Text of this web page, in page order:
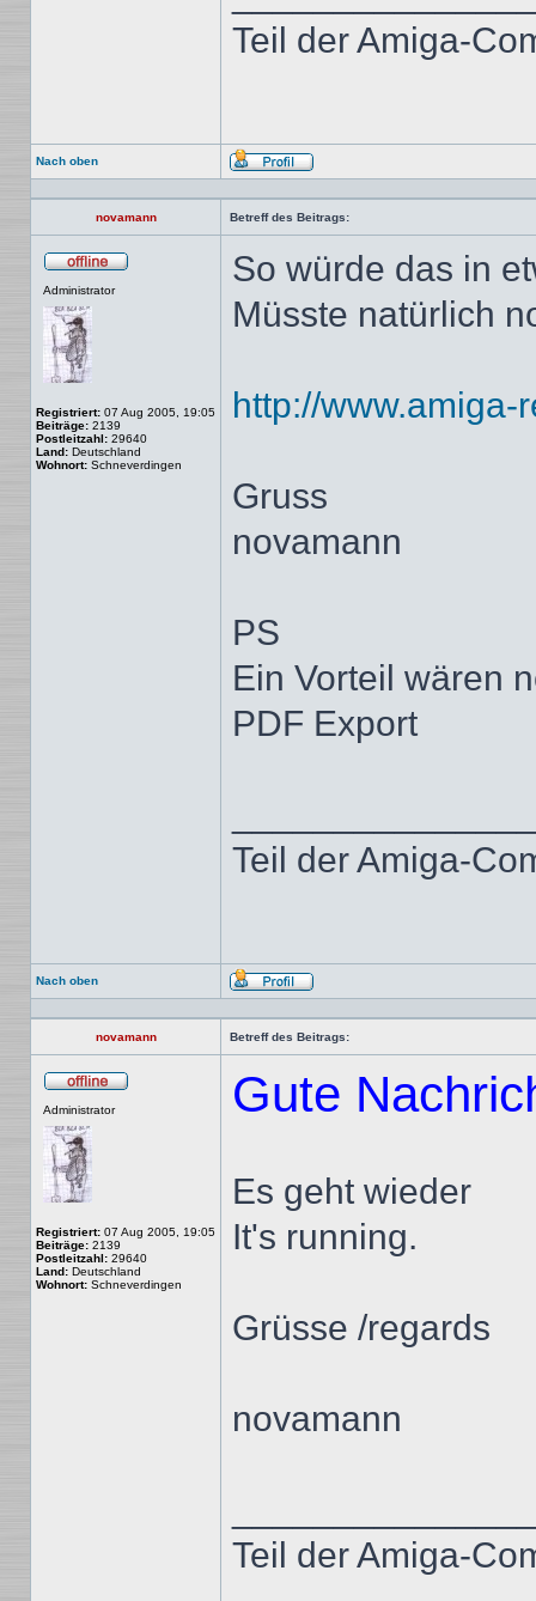
Teil der Amiga-
Nach oben
Profil
novamann Betreff des Beitrags:
Administrator
Registriert: 07 Aug 2005, 19:05
Beiträge: 2139
Postleitzahl: 29640
Land: Deutschland
Wohnort: Schneverdingen
So würde das in
Müsste natürlich
http://www.amiga-
Gruss
novamann
PS
Ein Vorteil wären
PDF Export
Teil der Amiga-
Nach oben
Profil
novamann Betreff des Beitrags:
Administrator
Registriert: 07 Aug 2005, 19:05
Beiträge: 2139
Postleitzahl: 29640
Land: Deutschland
Wohnort: Schneverdingen
Gute
Es geht wieder
It's running.
Grüsse /regards
novamann
Teil der Amiga-